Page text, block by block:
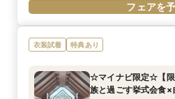
フェアを
衣装試着 特典あり
☆マイナビ限定☆【
族と過ごす挙式会食×